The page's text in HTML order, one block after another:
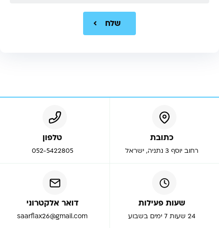
שלח
כתובת
רחוב יוסף 3 נתניה, ישראל
טלפון
052-5422805
שעות פעילות
24 שעות 7 ימים בשבוע
דואר אלקטרוני
saarflax26@gmail.com